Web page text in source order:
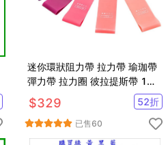
迷你環狀阻力帶 拉力帶 瑜珈帶
彈力帶 拉力圈 彼拉提斯帶 1入5
條加收納袋
$329 52折
已售60